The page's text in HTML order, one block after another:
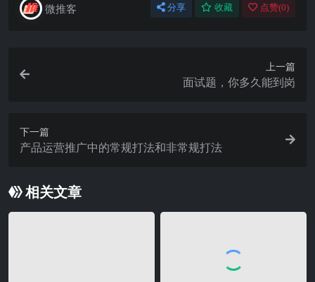
微推客 分享 收藏 点赞(0)
上一篇
面试题，你多久能到岗
下一篇
产品运营推广中的常规打法和非常规打法
相关文章